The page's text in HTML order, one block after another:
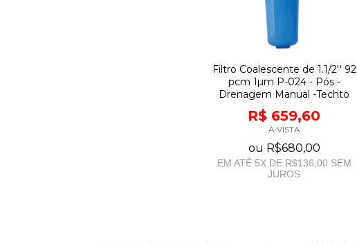
Filtro Coalescente de 1.1/2'' 92
pcm 1µm P-024 - Pós -
Drenagem Manual -Techto
R$ 659,60
À VISTA
ou R$680,00
EM ATÉ 5X DE R$136,00 SEM
JUROS